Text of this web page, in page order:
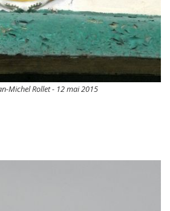
Michel Rollet - 12 mai 2015